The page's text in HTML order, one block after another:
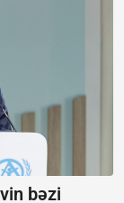
bəzi